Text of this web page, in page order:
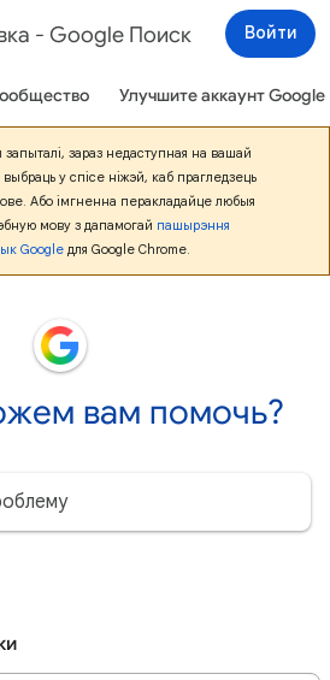
- Google Поиск Войти
Улучшите аккаунт Google
зараз недаступная на вашай
у спiсе нiжэй, каб прагледзець
Або iмгненна перакладайце любыя
мову з дапамогай пашырэння
Googleдля Google Chrome.
вам помочь?